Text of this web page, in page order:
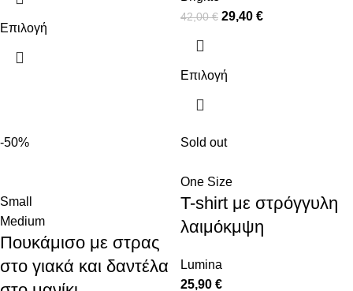
Επιλογή
42,00€ 29,40 €
Επιλογή
-50%
Small
Medium
Πουκάμισο με στρας
στο γιακά και δαντέλα
Sold out
One Size
T-shirt με στρόγγυλη
λαιμόκμψη
Lumina
25,90 €